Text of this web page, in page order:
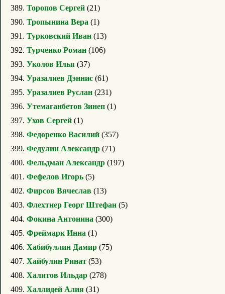
389. Торопов Сергей (21)
390. Тропынина Вера (1)
391. Турковский Иван (13)
392. Турченко Роман (106)
393. Уколов Илья (37)
394. Уразалиев Дэннис (61)
395. Уразалиев Руслан (231)
396. Утемаганбетов Зинеп (1)
397. Ухов Сергей (1)
398. Федоренко Василий (357)
399. Федулин Александр (71)
400. Фельдман Александр (197)
401. Фефелов Игорь (5)
402. Фирсов Вячеслав (13)
403. Флeхтнeр Георг Штефан (5)
404. Фокина Антонина (300)
405. Фреймарк Инна (1)
406. Хабибуллин Дамир (75)
407. Хайбулин Ринат (53)
408. Халитов Ильдар (278)
409. Халлидей Алия (31)